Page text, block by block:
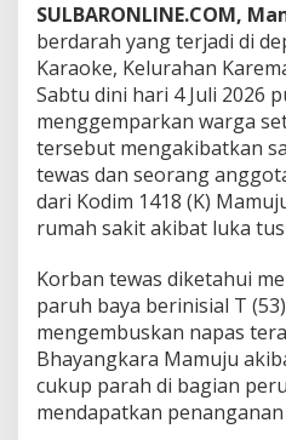
k
-
d
e
t
i
k
I
n
s
i
e
n
e
r
d
a
SULBARONLINE.COM,
berdarah yang terjadi di
Karaoke, Kelurahan
Sabtu dini hari 4 Juli 2026
menggemparkan warga
tersebut mengakibatkan
tewas dan seorang
dari Kodim 1418 (K)
rumah sakit akibat luka
Korban tewas diketahui
paruh baya berinisial T
mengembuskan napas
Bhayangkara Mamuju
cukup parah di bagian
mendapatkan penanganan